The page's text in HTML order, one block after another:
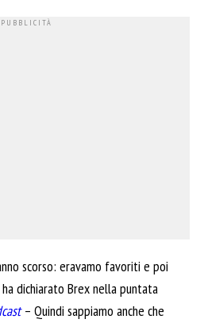
scorso: eravamo favoriti e poi
dichiarato Brex nella puntata
– Quindi sappiamo anche che